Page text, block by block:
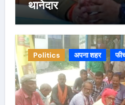
थानेदार
Politics अपना शहर